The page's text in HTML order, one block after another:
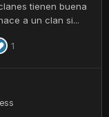
tienen buena
a un clan si...
1